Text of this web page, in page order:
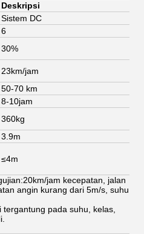
Deskripsi
Sistem DC
6
30%
23km/jam
50-70 km
8-10jam
360kg
3.9m
≤4m
jam kecepatan, jalan
angin kurang dari 5m/s, suhu
pada suhu, kelas,